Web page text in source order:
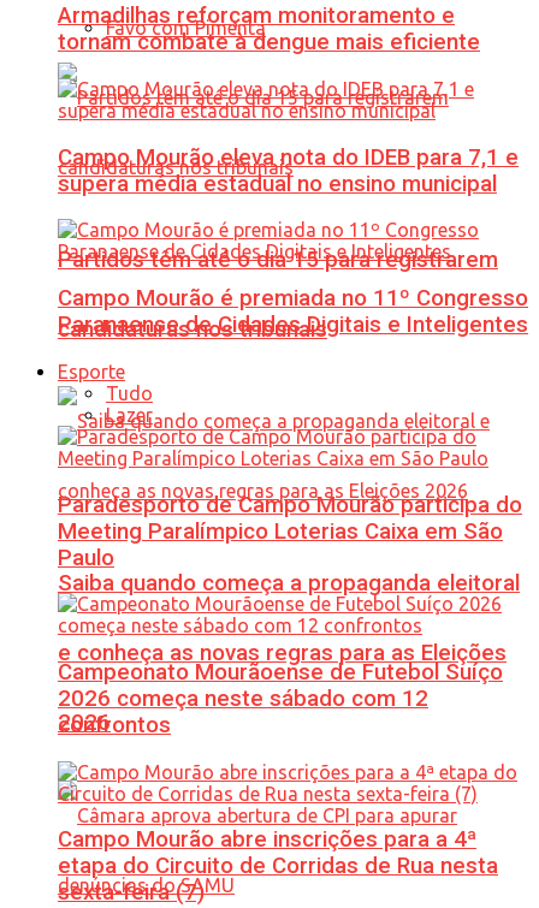
Favo com Pimenta
Partidos têm até o dia 15 para registrarem
candidaturas nos tribunais
Saiba quando começa a propaganda eleitoral
e conheça as novas regras para as Eleições
2026
Armadilhas reforçam monitoramento e
tornam combate à dengue mais eficiente
Campo Mourão eleva nota do IDEB para 7,1 e
supera média estadual no ensino municipal
Campo Mourão é premiada no 11º Congresso
Paranaense de Cidades Digitais e Inteligentes
Esporte
Tudo
Lazer
Paradesporto de Campo Mourão participa do
Meeting Paralímpico Loterias Caixa em São
Paulo
Campeonato Mourãoense de Futebol Suíço
2026 começa neste sábado com 12
confrontos
Campo Mourão abre inscrições para a 4ª
etapa do Circuito de Corridas de Rua nesta
sexta-feira (7)